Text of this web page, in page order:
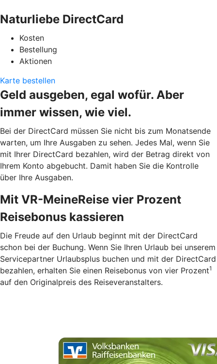
Naturliebe DirectCard
Kosten
Bestellung
Aktionen
Karte bestellen
Geld ausgeben, egal wofür. Aber
immer wissen, wie viel.
Bei der DirectCard müssen Sie nicht bis zum Monatsende
warten, um Ihre Ausgaben zu sehen. Jedes Mal, wenn Sie
mit Ihrer DirectCard bezahlen, wird der Betrag direkt von
Ihrem Konto abgebucht. Damit haben Sie die Kontrolle
über Ihre Ausgaben.
Mit VR-MeineReise vier Prozent
Reisebonus kassieren
Die Freude auf den Urlaub beginnt mit der DirectCard
schon bei der Buchung. Wenn Sie Ihren Urlaub bei unserem
Servicepartner Urlaubsplus buchen und mit der DirectCard
bezahlen, erhalten Sie einen Reisebonus von vier Prozent1
auf den Originalpreis des Reiseveranstalters.